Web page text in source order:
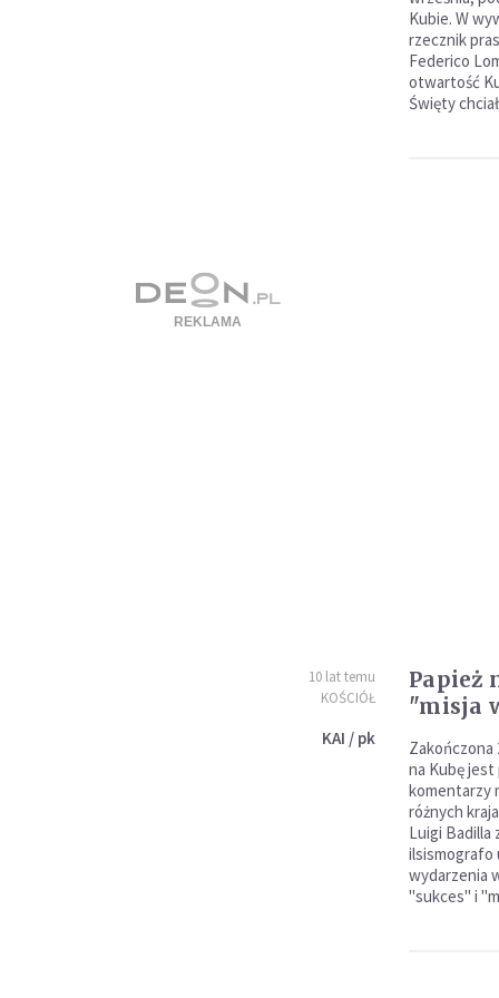
Kubie. W
rzecznik
Federico
otwartość
Święty
10 lat temu
KOŚCIÓŁ
KAI / pk
Papież
"misja
Zakończona
na Kubę
komentarzy
różnych
Luigi Badilla
ilsismografo
wydarzenia
"sukces" i